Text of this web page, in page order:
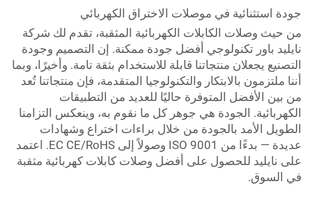
جودة استثنائية في موصلات الاختراق الكهربائي
من حيث وصلات الكابلات الكهربائية المثقبة، تقدم لك شركة
نايليد باور تكنولوجي أفضل جودة ممكنة. إن التصميم وجودة
التصنيع يجعلان منتجاتنا قابلة للاستخدام بثقة تامة. وأخيرًا، وبما
أننا ملتزمون بالابتكار والتكنولوجيا المتقدمة، فإن منتجاتنا تُعد
من بين الأفضل المتوفرة حاليًا للعديد من التطبيقات
الكهربائية. الجودة هي جوهر كل ما نقوم به، وينعكس التزامنا
الطويل الأمد بالجودة من خلال براءات اختراع وشهادات
عديدة — بدءًا من ISO 9001 وصولاً إلى EC CE/RoHS. اعتمد
على نايليد للحصول على أفضل وصلات كابلات كهربائية مثقبة
في السوق.